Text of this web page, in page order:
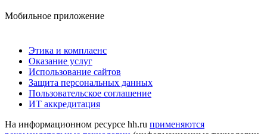
Мобильное приложение
Этика и комплаенс
Оказание услуг
Использование сайтов
Защита персональных данных
Пользовательское соглашение
ИТ аккредитация
На информационном ресурсе hh.ru применяются